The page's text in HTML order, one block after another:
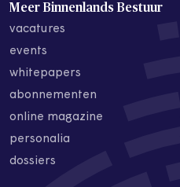
Meer Binnenlands Bestuur
vacatures
events
whitepapers
abonnementen
online magazine
personalia
dossiers